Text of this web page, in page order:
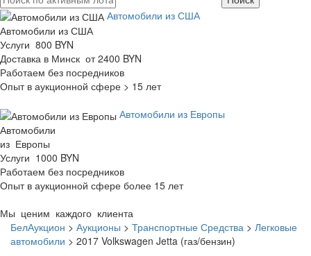
Автомобили из США
Автомобили из США
Услуги 800 BYN
Доставка в Минск от 2400 BYN
Работаем без посредников
Опыт в аукционной сфере > 15 лет
Автомобили из Европы
Автомобили
из Европы
Услуги 1000 BYN
Работаем без посредников
Опыт в аукционной сфере более 15 лет
Мы ценим каждого клиента
БелАукцион > Аукционы > Транспортные Средства > Легковые
автомобили > 2017 Volkswagen Jetta (газ/бензин)